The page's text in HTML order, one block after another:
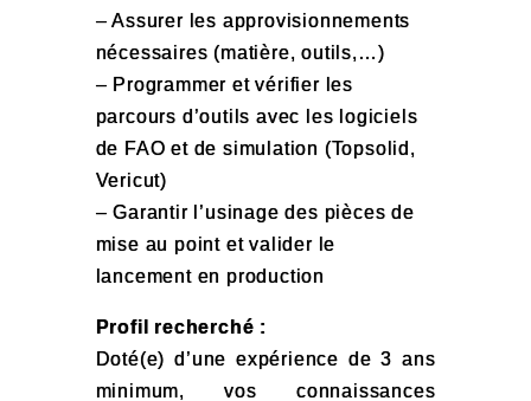
– Assurer les approvisionnements
nécessaires (matière, outils,…)
– Programmer et vérifier les
parcours d’outils avec les logiciels
de FAO et de simulation (Topsolid,
Vericut)
– Garantir l’usinage des pièces de
mise au point et valider le
lancement en production
Profil recherché :
Doté(e) d’une expérience de 3 ans
minimum, vos connaissances